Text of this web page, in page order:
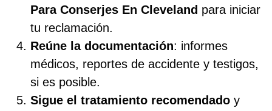
Para Conserjes En Cleveland para iniciar
tu reclamación.
Reúne la documentación: informes
médicos, reportes de accidente y testigos,
si es posible.
Sigue el tratamiento recomendado y